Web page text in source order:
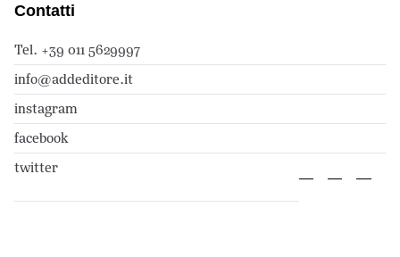
Contatti
Tel. +39 011 5629997
info@addeditore.it
instagram
facebook
twitter